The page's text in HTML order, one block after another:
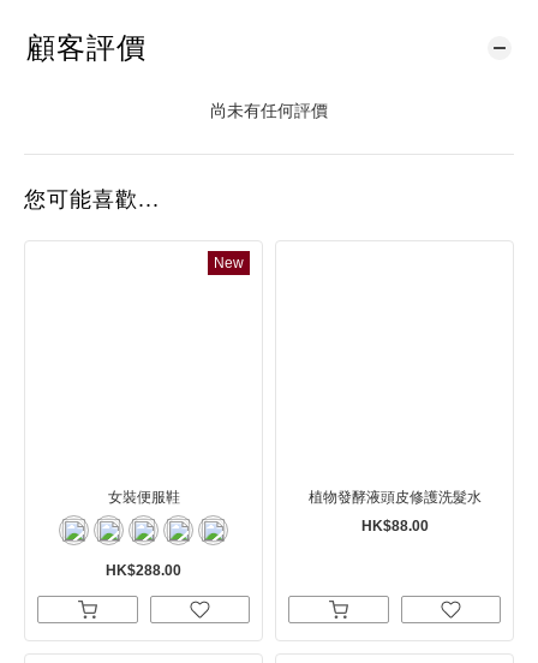
顧客評價
尚未有任何評價
您可能喜歡...
New
女裝便服鞋
HK$288.00
植物發酵液頭皮修護洗髮水
HK$88.00